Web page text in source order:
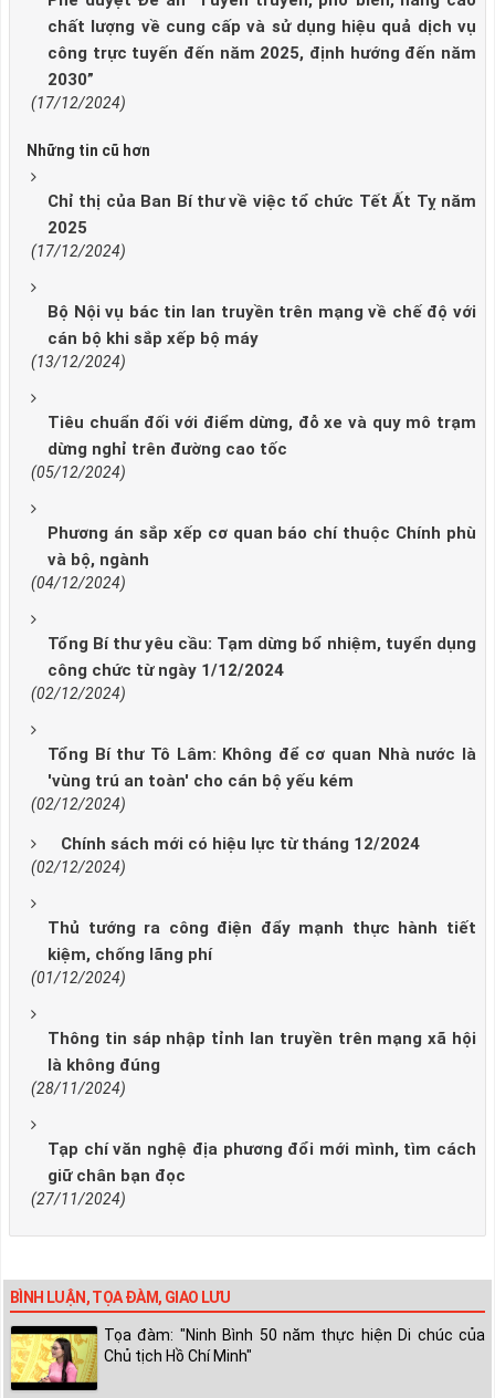
chất lượng về cung cấp và sử dụng hiệu quả dịch vụ
công trực tuyến đến năm 2025, định hướng đến năm
2030”
(17/12/2024)
Những tin cũ hơn
Chỉ thị của Ban Bí thư về việc tổ chức Tết Ất Tỵ năm
2025
(17/12/2024)
Bộ Nội vụ bác tin lan truyền trên mạng về chế độ với
cán bộ khi sắp xếp bộ máy
(13/12/2024)
Tiêu chuẩn đối với điểm dừng, đỗ xe và quy mô trạm
dừng nghỉ trên đường cao tốc
(05/12/2024)
Phương án sắp xếp cơ quan báo chí thuộc Chính phù
và bộ, ngành
(04/12/2024)
Tổng Bí thư yêu cầu: Tạm dừng bổ nhiệm, tuyển dụng
công chức từ ngày 1/12/2024
(02/12/2024)
Tổng Bí thư Tô Lâm: Không để cơ quan Nhà nước là
'vùng trú an toàn' cho cán bộ yếu kém
(02/12/2024)
Chính sách mới có hiệu lực từ tháng 12/2024
(02/12/2024)
Thủ tướng ra công điện đẩy mạnh thực hành tiết
kiệm, chống lãng phí
(01/12/2024)
Thông tin sáp nhập tỉnh lan truyền trên mạng xã hội
là không đúng
(28/11/2024)
Tạp chí văn nghệ địa phương đổi mới mình, tìm cách
giữ chân bạn đọc
(27/11/2024)
BÌNH LUẬN, TỌA ĐÀM, GIAO LƯU
Tọa đàm: "Ninh Bình 50 năm thực hiện Di chúc của
Chủ tịch Hồ Chí Minh"